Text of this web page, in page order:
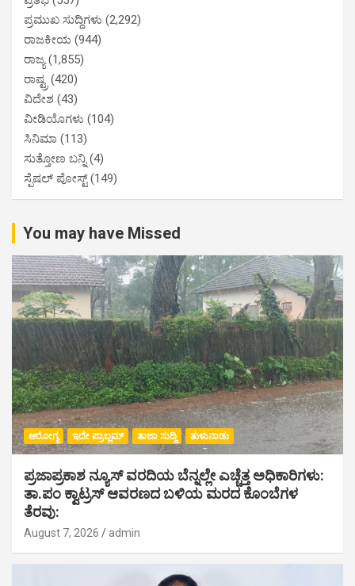
ಪ್ರಮುಖ ಸುದ್ದಿಗಳು (2,292)
ರಾಜಕೀಯ (944)
ರಾಜ್ಯ(1,855)
ರಾಷ್ಟ್ರ (420)
ವಿದೇಶ (43)
ವೀಡಿಯೊಗಳು (104)
ಸಿನಿಮಾ (113)
ಸುತ್ತೋಣ ಬನ್ನಿ(4)
ಸ್ಪೆಷಲ್ ಪೋಸ್ಟ್(149)
You may have Missed
ಆರೋಗ್ಯ ಇದೇ ಪ್ರಾಬ್ಲಮ್ ತಾಜಾ ಸುದ್ದಿ ತುಳುನಾಡು
ಪ್ರಜಾಪ್ರಕಾಶ ನ್ಯೂಸ್ ವರದಿಯ ಬೆನ್ನಲ್ಲೇ ಎಚ್ಚೆತ್ತ ಅಧಿಕಾರಿಗಳು:
ತಾ.ಪಂ ಕ್ವಾಟ್ರಸ್ ಆವರಣದ ಬಳಿಯ ಮರದ ಕೊಂಬೆಗಳ
ತೆರವು:
August 7, 2026 admin